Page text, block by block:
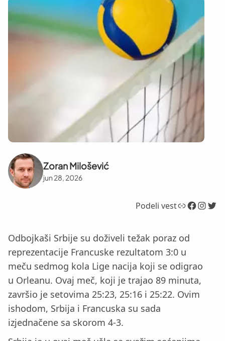
Zoran Milošević
jun 28, 2026
Podeli vestLink Facebook InstagramTwitter
Odbojkaši Srbije su doživeli težak poraz od
reprezentacije Francuske rezultatom 3:0 u
meču sedmog kola Lige nacija koji se odigrao
u Orleanu. Ovaj meč, koji je trajao 89 minuta,
završio je setovima 25:23, 25:16 i 25:22. Ovim
ishodom, Srbija i Francuska su sada
izjednačene sa skorom 4-3.